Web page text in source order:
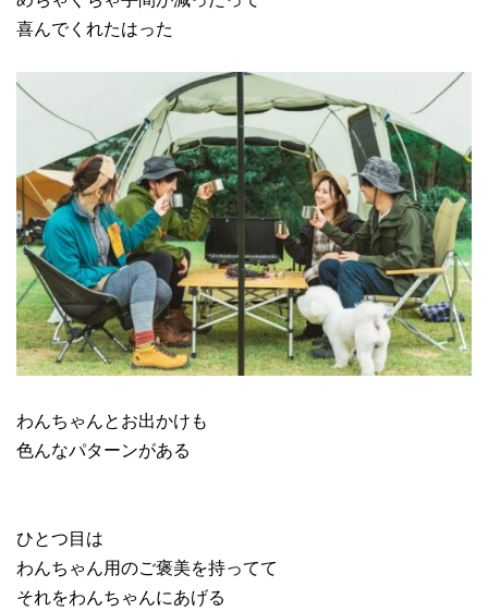
喜んでくれたはった
わんちゃんとお出かけも
色んなパターンがある
ひとつ目は
わんちゃん用のご褒美を持ってて
それをわんちゃんにあげる